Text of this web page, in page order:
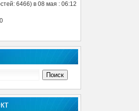
6466) в 08 мая : 06:12